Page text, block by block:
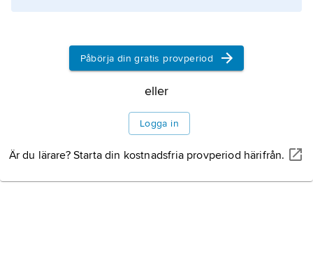
Påbörja din gratis provperiod
eller
Logga in
Är du lärare? Starta din kostnadsfria provperiod härifrån.